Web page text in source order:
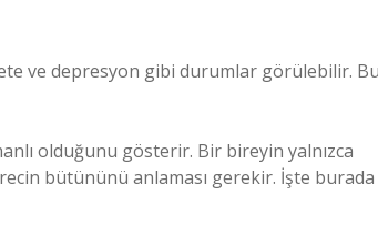
ve depresyon gibi durumlar görülebilir.
olduğunu gösterir. Bir bireyin yalnızca
bütününü anlaması gerekir. İşte burada